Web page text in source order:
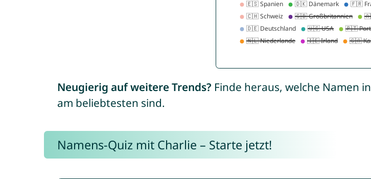
Neugierig auf weitere Trends? Finde heraus, welche Namen in
am beliebtesten sind.
Namens-Quiz mit Charlie – Starte jetzt!